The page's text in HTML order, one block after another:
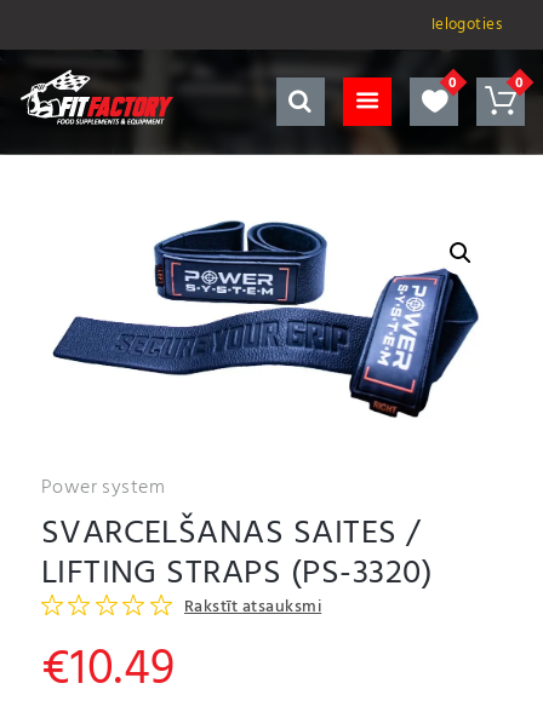
Ielogoties
Power system
SVARCELŠANAS SAITES /
LIFTING STRAPS (PS-3320)
Rakstīt atsauksmi
€10.49